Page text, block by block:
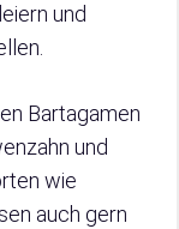
und
Bartagamen
und
wie
auch gern